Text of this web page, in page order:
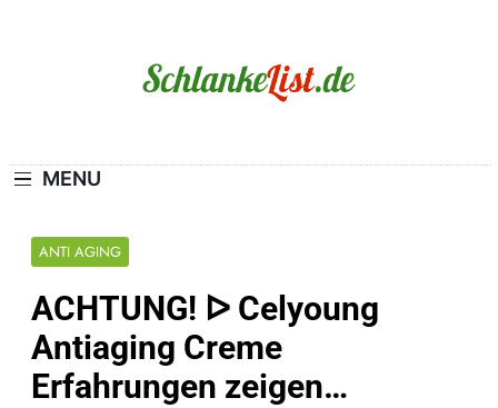
MENU
ANTI AGING
ACHTUNG! ᐅ Celyoung
Antiaging Creme
Erfahrungen zeigen…